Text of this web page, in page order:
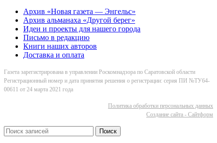
Архив «Новая газета — Энгельс»
Архив альманаха «Другой берег»
Идеи и проекты для нашего города
Письмо в редакцию
Книги наших авторов
Доставка и оплата
Газета зарегистрирована в управлении Роскомнадзора по Саратовской области
Регистрационный номер и дата принятия решения о регистрации: серия ПИ №ТУ64-
00611 от 24 марта 2021 года
Политика обработки персональных данных
Cоздание сайта - Сайтформ
Поиск